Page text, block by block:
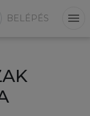
BELÉPÉS menu